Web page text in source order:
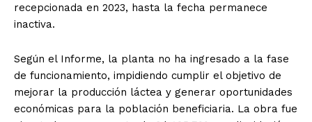
recepcionada en 2023, hasta la fecha permanece
inactiva.
Según el Informe, la planta no ha ingresado a la fase
de funcionamiento, impidiendo cumplir el objetivo de
mejorar la producción láctea y generar oportunidades
económicas para la población beneficiaria. La obra fue